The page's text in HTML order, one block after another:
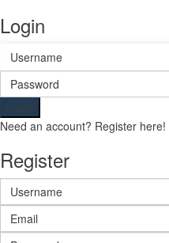
Login
Login
Need an account? Register here!
Register